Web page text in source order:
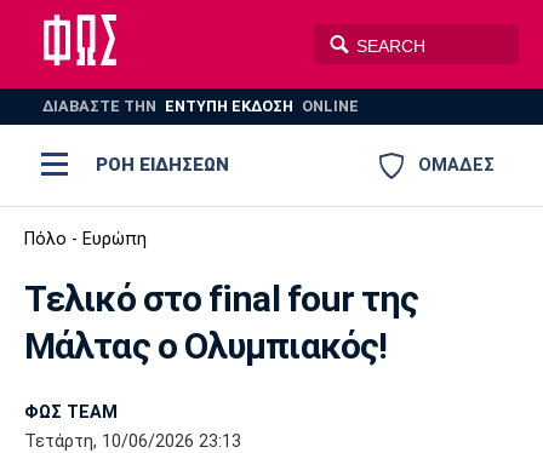
ΔΙΑΒΑΣΤΕ THN ΕΝΤΥΠΗ ΕΚΔΟΣΗ ONLINE
ΟΜΑΔΕΣ
ΡΟΗ ΕΙΔΗΣΕΩΝ
ΠΟΔΟΣΦΑΙΡΟ
AUTO-MOTO
Ποδόσφαιρο
Super League 1
Super League 2
Γ Εθνική
Μπάσκετ
Ελλάδα
Εθνική
Ολυμπιακοί Αγώνες
Βόλεϊ
Ολυμπιακός ΑΕΚ ΠΑΟΚ
Πόλο - Ευρώπη
Tελικό στο final four της
Μάλτας ο Ολυμπιακός!
ΦΩΣ TEAM
Τετάρτη, 10/06/2026 23:13